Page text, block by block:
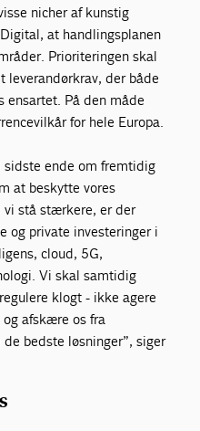
nicher af kunstig
at handlingsplanen
Prioriteringen skal
leverandørkrav, der både
ensartet. På den måde
for hele Europa.
ende om fremtidig
at beskytte vores
stå stærkere, er der
og private investeringer i
cloud, 5G,
Vi skal samtidig
klogt - ikke agere
afskære os fra
bedste løsninger”, siger